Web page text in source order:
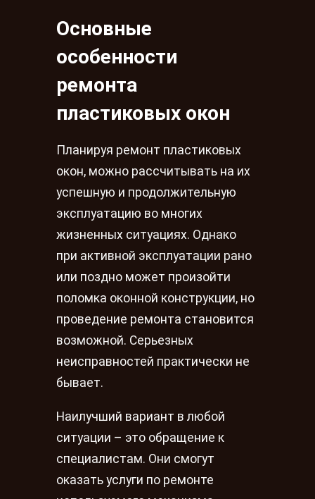
Основные
особенности
ремонта
пластиковых окон
Планируя ремонт пластиковых
окон, можно рассчитывать на их
успешную и продолжительную
эксплуатацию во многих
жизненных ситуациях. Однако
при активной эксплуатации рано
или поздно может произойти
поломка оконной конструкции, но
проведение ремонта становится
возможной. Серьезных
неисправностей практически не
бывает.
Наилучший вариант в любой
ситуации – это обращение к
специалистам. Они смогут
оказать услуги по ремонте